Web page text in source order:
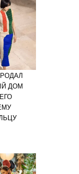
ДОМ